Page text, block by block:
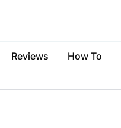
Reviews How To